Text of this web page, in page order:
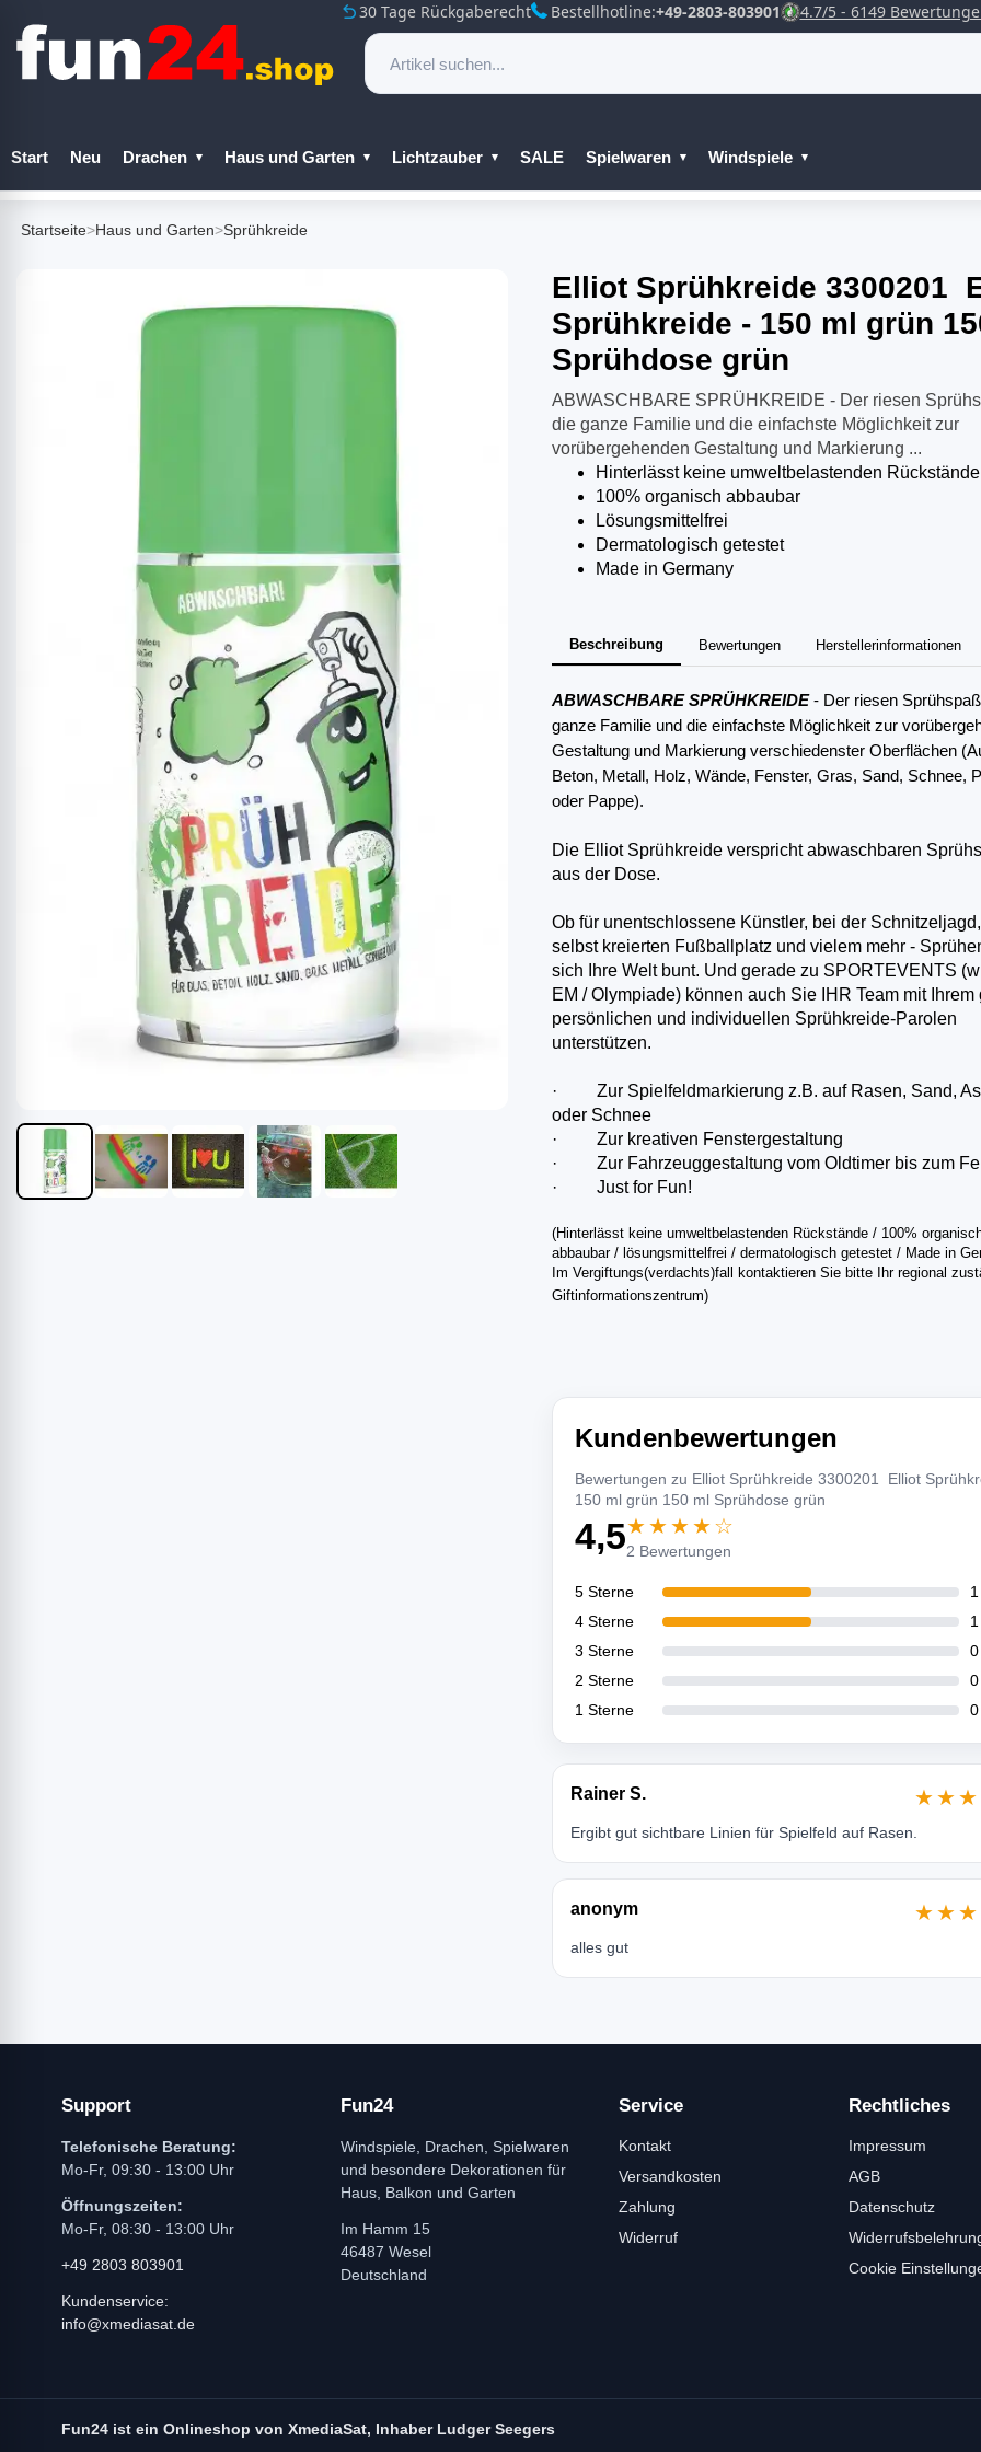
30 Tage Rückgaberecht Bestellhotline:+49-2803-803901 4.7/5 - 6149
Start Neu Drachen Haus und Garten Lichtzauber SALE Spielwaren Windspiele
Startseite>Haus und Garten>Sprühkreide
Elliot Sprühkreide 3300201
Sprühkreide - 150 ml grün
Sprühdose grün
ABWASCHBARE SPRÜHKREIDE - Der riesen
die ganze Familie und die einfachste Möglichkeit zur
vorübergehenden Gestaltung und Markierung ...
Hinterlässt keine umweltbelastenden Rückstände
100% organisch abbaubar
Lösungsmittelfrei
Dermatologisch getestet
Made in Germany
Beschreibung Bewertungen Herstellerinformationen
ABWASCHBARE SPRÜHKREIDE- Der riesen
ganze Familie und die einfachste Möglichkeit zur
Gestaltung und Markierung verschiedenster Oberflächen
Beton, Metall, Holz, Wände, Fenster, Gras, Sand, Schnee,
oder Pappe).
Die Elliot Sprühkreide verspricht abwaschbaren
aus der Dose.
Ob für unentschlossene Künstler, bei der
selbst kreierten Fußballplatz und vielem mehr -
sich Ihre Welt bunt. Und gerade zu SPORTEVENTS
EM / Olympiade) können auch Sie IHR Team mit Ihrem
persönlichen und individuellen Sprühkreide-Parolen
unterstützen.
·
Zur Spielfeldmarkierung z.B. auf Rasen, Sand,
oder Schnee
·
Zur kreativen Fenstergestaltung
·
Zur Fahrzeuggestaltung vom Oldtimer bis zum
·
Just for Fun!
(Hinterlässt keine umweltbelastenden Rückstände / 100%
abbaubar / lösungsmittelfrei / dermatologisch getestet / Made in
Im Vergiftungs(verdachts)fall kontaktieren Sie bitte Ihr regional
Giftinformationszentrum)
Kundenbewertungen
Bewertungen zu Elliot Sprühkreide 3300201 Elliot
150 ml grün 150 ml Sprühdose grün
4,5★★★★☆
2 Bewertungen
5 Sterne
1
4 Sterne
1
3 Sterne
0
2 Sterne
0
1 Sterne
0
Rainer S.
Ergibt gut sichtbare Linien für Spielfeld auf Rasen.
anonym
alles gut
Support
Telefonische Beratung:
Mo-Fr, 09:30 - 13:00 Uhr
Öffnungszeiten:
Mo-Fr, 08:30 - 13:00 Uhr
+49 2803 803901
Kundenservice:
info@xmediasat.de
Fun24
Windspiele, Drachen, Spielwaren
und besondere Dekorationen für
Haus, Balkon und Garten
Im Hamm 15
46487 Wesel
Deutschland
Service
Kontakt
Versandkosten
Zahlung
Widerruf
Rechtliches
Impressum
AGB
Datenschutz
Cookie
Fun24 ist ein Onlineshop von XmediaSat, Inhaber Ludger Seegers